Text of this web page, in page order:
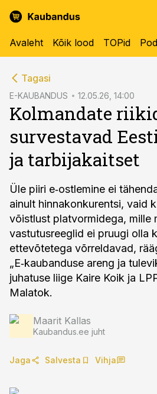
Avaleht Kõik lood TOPid
Tagasi
E-KAUBANDUS 12.05.26, 14:00
Kolmandate
survestavad
ja tarbijakaitset
Üle piiri e‑ostlemine ei
ainult hinnakonkurentsi, vaid
võistlust platvormidega, mille
vastutusreeglid ei pruugi olla
ettevõtetega võrreldavad,
„E‑kaubanduse areng ja
juhatuse liige Kaire Koik ja
Malatok.
Maarit Kallas
Kaubandus.ee juht
Jaga Salvesta Vihja